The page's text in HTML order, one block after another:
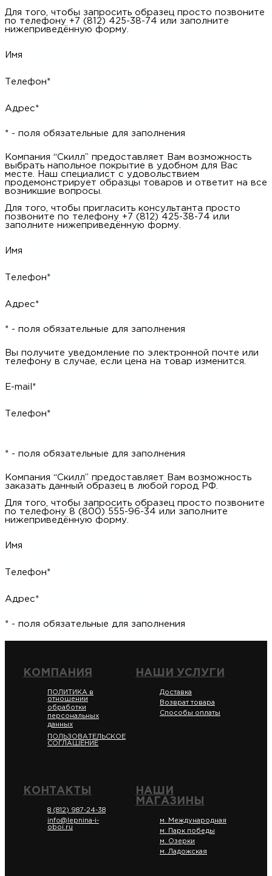
Для того, чтобы запросить образец просто позвоните
по телефону +7 (812) 425-38-74 или заполните
нижеприведённую форму.
Имя
Телефон*
Адрес*
* - поля обязательные для заполнения
Компания “Скилл” предоставляет Вам возможность
выбрать напольное покрытие в удобном для Вас
месте. Наш специалист с удовольствием
продемонстрирует образцы товаров и ответит на все
возникшие вопросы.
Для того, чтобы пригласить консультанта просто
позвоните по телефону +7 (812) 425-38-74 или
заполните нижеприведённую форму.
Имя
Телефон*
Адрес*
* - поля обязательные для заполнения
Вы получите уведомление по электронной почте или
телефону в случае, если цена на товар изменится.
E-mail*
Телефон*
* - поля обязательные для заполнения
Компания “Скилл” предоставляет Вам возможность
заказать данный образец в любой город РФ.
Для того, чтобы запросить образец просто позвоните
по телефону 8 (800) 555-96-34 или заполните
нижеприведённую форму.
Имя
Телефон*
Адрес*
* - поля обязательные для заполнения
КОМПАНИЯ
ПОЛИТИКА в
отношении
обработки
персональных
данных
ПОЛЬЗОВАТЕЛЬСКОЕ
СОГЛАШЕНИЕ
НАШИ УСЛУГИ
Доставка
Возврат товара
Способы оплаты
КОНТАКТЫ
8 (812) 987-24-38
info@lepnina-i-
oboi.ru
НАШИ
МАГАЗИНЫ
м. Международная
м. Парк победы
м. Озерки
м. Ладожская